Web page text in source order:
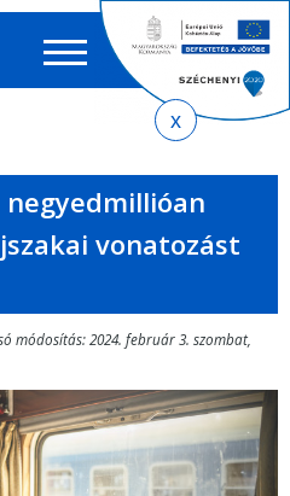
EN HU
űrlap
vonatozást
módosítás: 2024. február 3. szombat,